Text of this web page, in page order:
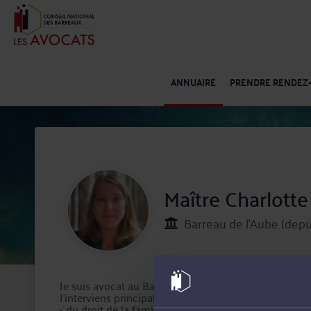
ANNUAIRE PRENDRE
Maître
Barreau de l'Aube
Je suis avocat au Barreau de l’AUBE depuis 2005.
J’interviens principalement dans les domaines :